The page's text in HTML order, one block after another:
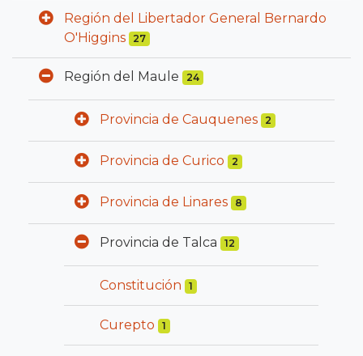
Región del Libertador General Bernardo
O'Higgins
27
Región del Maule 24
Provincia de Cauquenes 2
Provincia de Curico 2
Provincia de Linares 8
Provincia de Talca 12
Constitución 1
Curepto 1